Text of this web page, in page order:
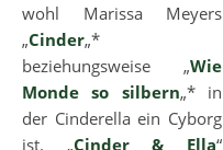
wohl Marissa Meyers
„Cinder„*
beziehungsweise „Wie
Monde so silbern„* in
der Cinderella ein Cyborg
ist. „Cinder & Ella“